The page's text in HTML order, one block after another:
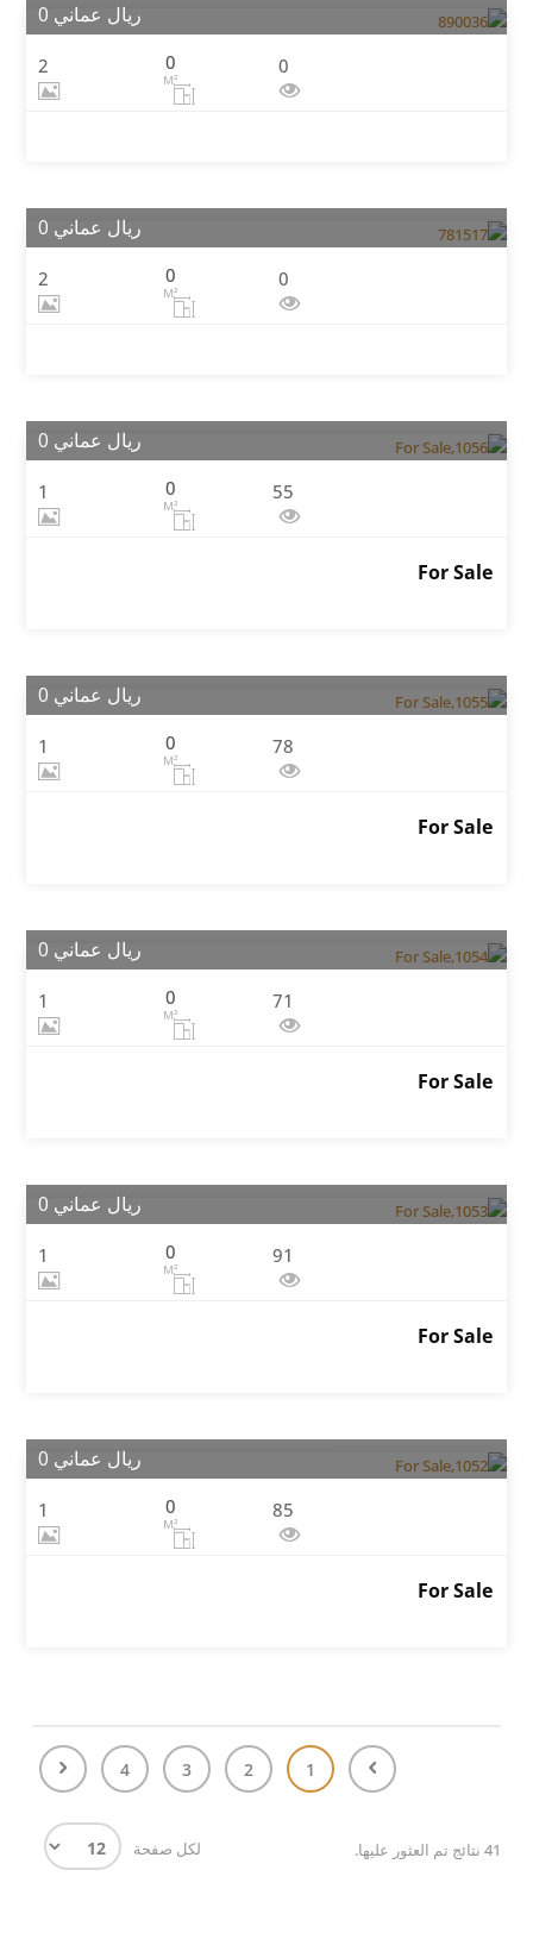
2 0
M²
0
ريال عماني 0
2 0
M²
0
ريال عماني 0
For Sale
1 0
M²
55
ريال عماني 0
For Sale
1 0
M²
78
ريال عماني 0
For Sale
1 0
M²
71
ريال عماني 0
For Sale
1 0
M²
91
ريال عماني 0
For Sale
1 0
M²
85
ريال عماني 0
1
2
3
4
41 نتائج تم العثور عليها. لكل صفحة